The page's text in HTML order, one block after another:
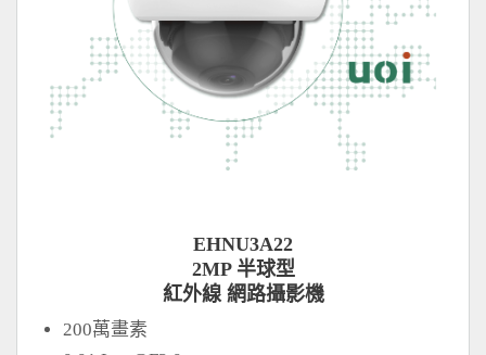
EHNU3A22
2MP 半球型
紅外線 網路攝影機
200萬畫素